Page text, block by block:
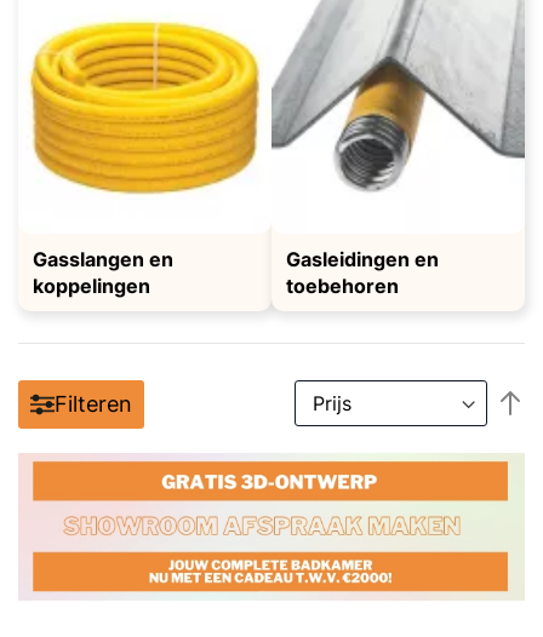
Gasslangen en
koppelingen
Gasleidingen en
toebehoren
Filteren